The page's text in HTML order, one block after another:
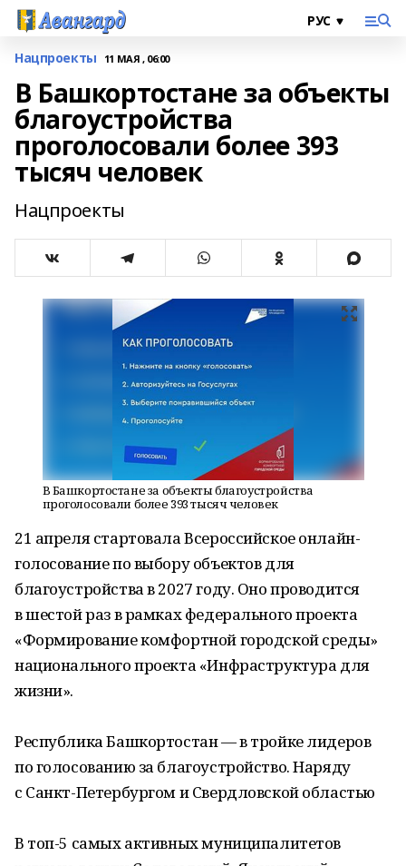
Нацпроекты 11 МАЯ , 06:00
В Башкортостане за объекты
благоустройства
проголосовали более 393
тысяч человек
Нацпроекты
В Башкортостане за объекты благоустройства
проголосовали более 393 тысяч человек
21 апреля стартовала Всероссийское онлайн-
голосование по выбору объектов для
благоустройства в 2027 году. Оно проводится
в шестой раз в рамках федерального проекта
«Формирование комфортной городской среды»
национального проекта «Инфраструктура для
жизни».
Республика Башкортостан — в тройке лидеров
по голосованию за благоустройство. Наряду
с Санкт-Петербургом и Свердловской областью
В топ-5 самых активных муниципалитетов